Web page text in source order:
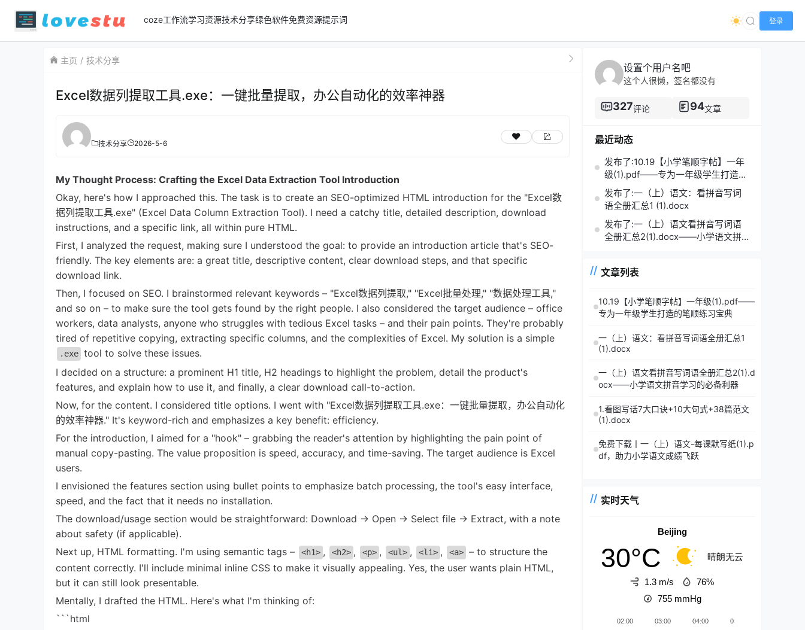
coze工作流学习资源技术分享绿色软件免费资源提示词 登录
主页 技术分享
Excel数据列提取工具.exe：一键批量提取，办公自动化的效率神器
技术分享 2026-5-6
My Thought Process: Crafting the Excel Data Extraction Tool Introduction
Okay, here's how I approached this. The task is to create an SEO-optimized HTML introduction for the "Excel数
据列提取工具.exe" (Excel Data Column Extraction Tool). I need a catchy title, detailed description, download
instructions, and a specific link, all within pure HTML.
First, I analyzed the request, making sure I understood the goal: to provide an introduction article that's SEO-
friendly. The key elements are: a great title, descriptive content, clear download steps, and that specific
download link.
Then, I focused on SEO. I brainstormed relevant keywords – "Excel数据列提取," "Excel批量处理," "数据处理工具,"
and so on – to make sure the tool gets found by the right people. I also considered the target audience – office
workers, data analysts, anyone who struggles with tedious Excel tasks – and their pain points. They're probably
tired of repetitive copying, extracting specific columns, and the complexities of Excel. My solution is a simple
.exe tool to solve these issues.
I decided on a structure: a prominent H1 title, H2 headings to highlight the problem, detail the product's
features, and explain how to use it, and finally, a clear download call-to-action.
Now, for the content. I considered title options. I went with "Excel数据列提取工具.exe：一键批量提取，办公自动化
的效率神器." It's keyword-rich and emphasizes a key benefit: efficiency.
For the introduction, I aimed for a "hook" – grabbing the reader's attention by highlighting the pain point of
manual copy-pasting. The value proposition is speed, accuracy, and time-saving. The target audience is Excel
users.
I envisioned the features section using bullet points to emphasize batch processing, the tool's easy interface,
speed, and the fact that it needs no installation.
The download/usage section would be straightforward: Download -> Open -> Select file -> Extract, with a note
about safety (if applicable).
Next up, HTML formatting. I'm using semantic tags –
<h1> , <h2> , <p> , <ul> , <li> , <a> – to structure the
content correctly. I'll include minimal inline CSS to make it visually appealing. Yes, the user wants plain HTML,
but it can still look presentable.
Mentally, I drafted the HTML. Here's what I'm thinking of:
```html
设置个用户名吧
这个人很懒，签名都没有
327评论 94文章
最近动态
发布了:10.19【小学笔顺字帖】一年
级(1).pdf——专为一年级学生打造的
笔顺练习宝典
发布了:一（上）语文：看拼音写词
语全册汇总1 (1).docx
发布了:一（上）语文看拼音写词语
全册汇总2(1).docx——小学语文拼
文章列表
10.19【小学笔顺字帖】一年级(1).pdf——
专为一年级学生打造的笔顺练习宝典
一（上）语文：看拼音写词语全册汇总1
(1).docx
一（上）语文看拼音写词语全册汇总2(1).d
ocx——小学语文拼音学习的必备利器
1.看图写话7大口诀+10大句式+38篇范文
(1).docx
免费下载丨一（上）语文-每课默写纸(1).p
df，助力小学语文成绩飞跃
实时天气
Beijing
30°C 晴朗无云
1.3 m/s
76%
755 mmHg
02:00 03:00 04:00 05:00